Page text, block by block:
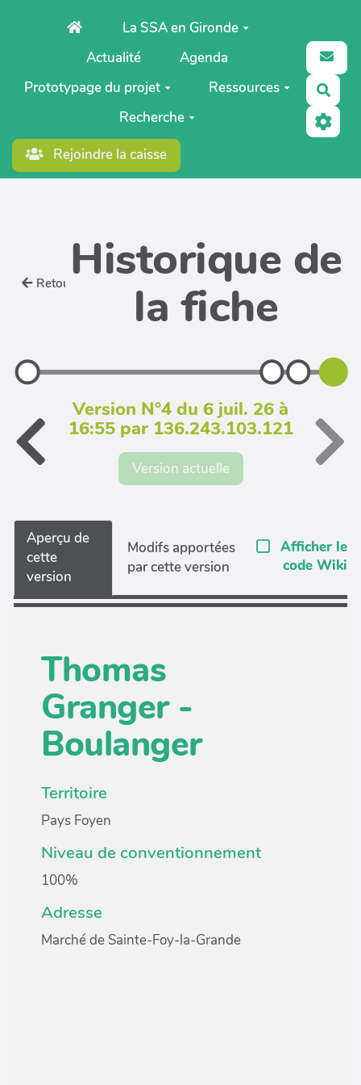
Aller au contenu principalLa SSA en Gironde
Actualité
Agenda
Prototypage du projet
Ressources
Recherche
Rejoindre la caisse
Retour Historique de
la fiche
Version N°4 du 6 juil. 26 à
16:55 par 136.243.103.121
Version actuelle
Aperçu de
cette
version
Modifs apportées
par cette version
Afficher le
code Wiki
Thomas
Granger -
Boulanger
Territoire
Pays Foyen
Niveau de conventionnement
100%
Adresse
Marché de Sainte-Foy-la-Grande